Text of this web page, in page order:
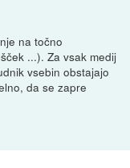
na točno
...). Za vsak medij
vsebin obstajajo
da se zapre